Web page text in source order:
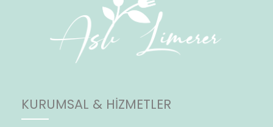
KURUMSAL & HİZMETLER